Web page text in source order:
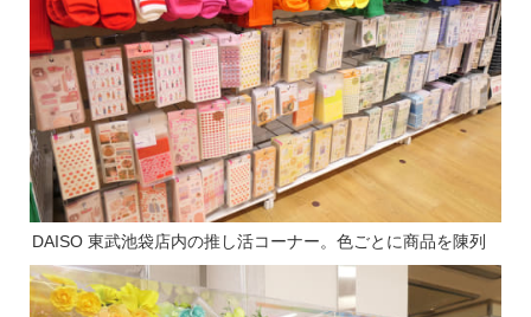
DAISO 東武池袋店内の推し活コーナー。色ごとに商品を陳列